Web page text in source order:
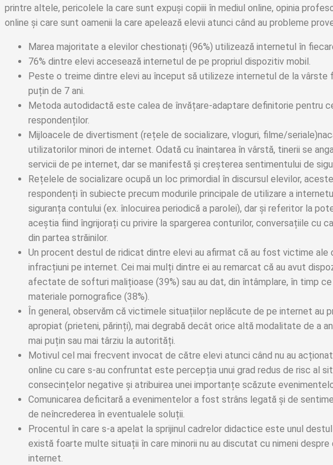
printre altele, pericolele la care sunt expuși copiii în mediul online, opinia
online și care sunt oamenii la care apelează elevii atunci când au probleme
Marea majoritate a elevilor chestionați (96%) utilizează internetul în
76% dintre elevi accesează internetul de pe propriul dispozitiv mobil.
Peste o treime dintre elevi au început să utilizeze internetul de la vârste
puțin de 7 ani.
Metoda autodidactă este calea de învățare-adaptare definitorie pentru
respondenților.
Mijloacele de divertisment (rețele de socializare, vloguri, filme/
utilizatorilor minori de internet. Odată cu înaintarea în vârstă, tinerii se
servicii de pe internet, dar se manifestă și creșterea sentimentului de
Rețelele de socializare ocupă un loc primordial în discursul elevilor,
respondenți în subiecte precum modurile principale de utilizare a
siguranța contului (ex. înlocuirea periodică a parolei), dar și referitor la
aceștia fiind îngrijorați cu privire la spargerea conturilor, conversațiile cu
din partea străinilor.
Un procent destul de ridicat dintre elevi au afirmat că au fost victime ale
infracțiuni pe internet. Cei mai mulți dintre ei au remarcat că au avut
afectate de softuri malițioase (39%) sau au dat, din întâmplare, în timp
materiale pornografice (38%).
În general, observăm că victimele situațiilor neplăcute de pe internet au
apropiat (prieteni, părinți), mai degrabă decât orice altă modalitate de a
mai puțin sau mai târziu la autorități.
Motivul cel mai frecvent invocat de către elevi atunci când nu au
online cu care s-au confruntat este percepția unui grad redus de risc al
consecințelor negative și atribuirea unei importanțe scăzute
Comunicarea deficitară a evenimentelor a fost strâns legată și de
de neîncrederea în eventualele soluții.
Procentul în care s-a apelat la sprijinul cadrelor didactice este unul
există foarte multe situații în care minorii nu au discutat cu nimeni
internet.